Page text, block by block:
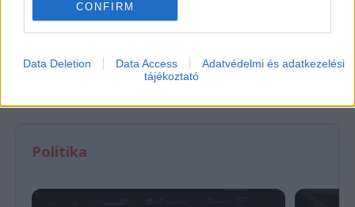
CONFIRM
Data Deletion Data Access
Adatvédelmi és adatkezelési
tájékoztató
Baleset Párizs London Migráció
Kigyulladt egy illegális bevándorlókat szállító bárka a La
Manche-csatornán, a francia és brit parti őrség 157
Politika